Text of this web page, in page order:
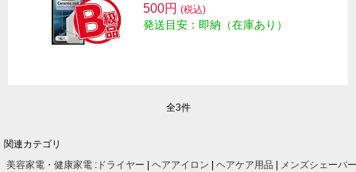
500円 (税込)
発送目安：即納（在庫あり）
全3件
関連カテゴリ
美容家電・健康家電 : ドライヤー ヘアアイロン ヘアケア用品 メンズシェーバー